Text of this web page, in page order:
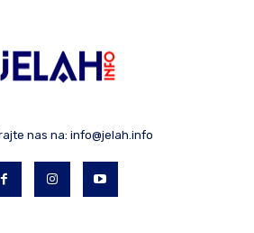
nas na: info@jelah.info